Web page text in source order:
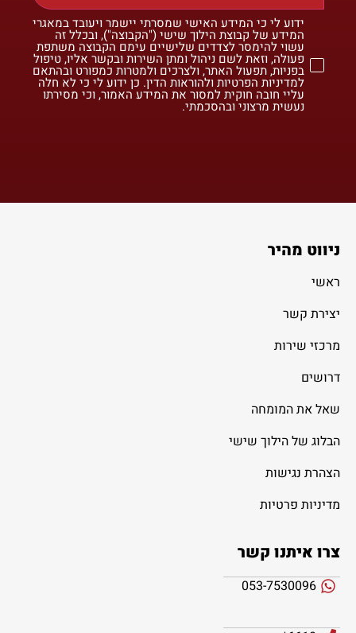
ידוע לי כי המידע האישי שמסרתי יישמר ויעובד במאגרי
המידע של קבוצת הילוך שישי ("הקבוצה"), ובכלל זה
עשוי להימסר לצדדים שלישיים עימם הקבוצה משתפת
פעולה, וזאת לשם ניהול ומתן השירות ובקשר אליו, טיפול
בפניות, תפעול האתר, ולצרכים ולמטרות כמפורט ובהתאם
למדיניות הפרטיות ולהוראות הדין. כן ידוע לי כי לא חלה
עליי חובה חוקית למסור את המידע האמור, וכי מסירתו
נעשית מרצוני ובהסכמתי.
ניווט מהיר
ראשי
יצירת קשר
מרכזי שירות
דרושים
שאל את המומחה
הבלוג של הילוך שישי
הצהרת נגישות
מדיניות פרטיות
צרו איתנו קשר
053-7530096